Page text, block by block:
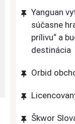
Yanguan
súčasne
prílivu“ a
destinácia
Orbid
Škwor